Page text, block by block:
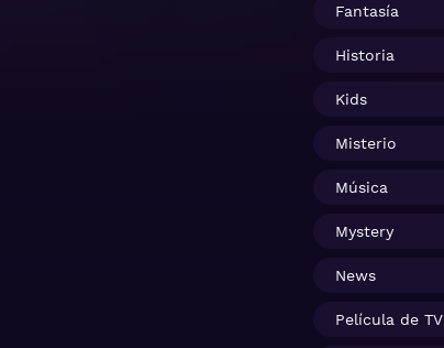
Fantasía
Historia
Kids
Misterio
Música
Mystery
News
Película de TV